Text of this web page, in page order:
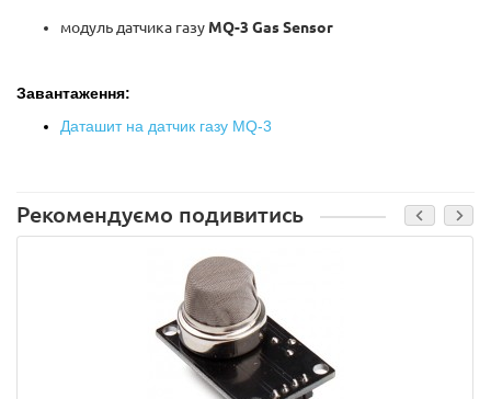
модуль датчика газу MQ-3 Gas Sensor
Завантаження:
Даташит на датчик газу MQ-3
Рекомендуємо подивитись